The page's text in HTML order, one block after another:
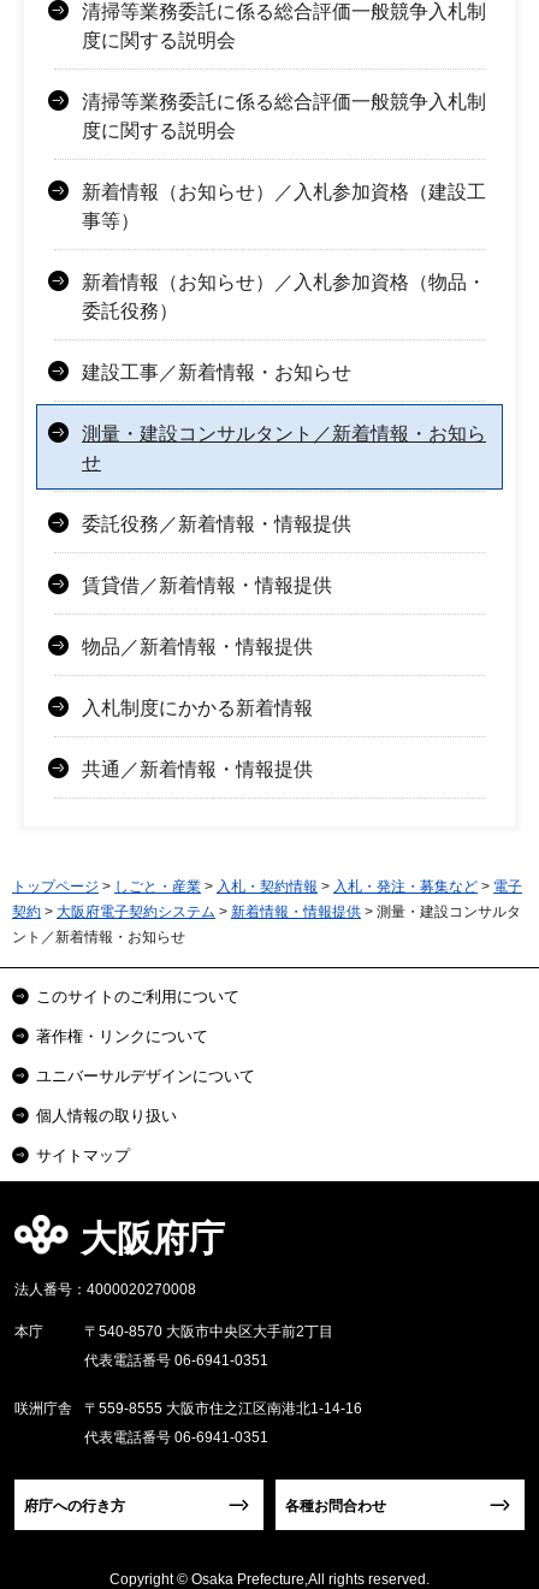
清掃等業務委託に係る総合評価一般競争入札制
度に関する説明会
清掃等業務委託に係る総合評価一般競争入札制
度に関する説明会
新着情報（お知らせ）／入札参加資格（建設工
事等）
新着情報（お知らせ）／入札参加資格（物品・
委託役務）
建設工事／新着情報・お知らせ
測量・建設コンサルタント／新着情報・お知ら
せ
委託役務／新着情報・情報提供
賃貸借／新着情報・情報提供
物品／新着情報・情報提供
入札制度にかかる新着情報
共通／新着情報・情報提供
トップページ > しごと・産業 > 入札・契約情報 > 入札・発注・募集など > 電子
契約 > 大阪府電子契約システム > 新着情報・情報提供 > 測量・建設コンサルタ
ント／新着情報・お知らせ
このサイトのご利用について
著作権・リンクについて
ユニバーサルデザインについて
個人情報の取り扱い
サイトマップ
大阪府庁
法人番号：4000020270008
本庁
〒540-8570 大阪市中央区大手前2丁目
代表電話番号 06-6941-0351
咲洲庁舎
〒559-8555 大阪市住之江区南港北1-14-16
代表電話番号 06-6941-0351
府庁への行き方 各種お問合わせ
Copyright © Osaka Prefecture,All rights reserved.